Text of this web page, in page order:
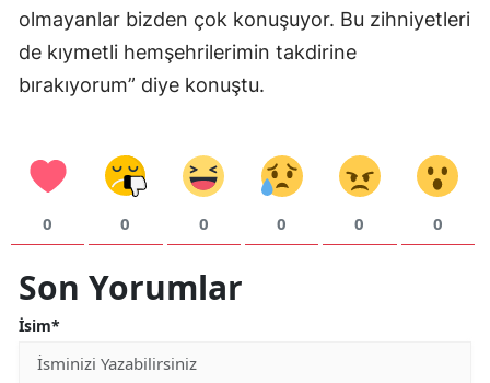
Samsun
Sivas
Tokat
olmayanlar bizden çok konuşuyor. Bu zihniyetleri
de kıymetli hemşehrilerimin takdirine
bırakıyorum” diye konuştu.
0 0 0 0 0 0
Son Yorumlar
İsim*